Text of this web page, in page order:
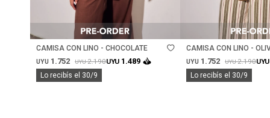
Talle
CAMISA CON LINO - CHOCOLATE
UYU 1.752 UYU2.190UYU 1.489
Lo recibís el 30/9
Talle
CAMISA CON LINO -
UYU 1.752 UYU2.190UYU
Lo recibís el 30/9